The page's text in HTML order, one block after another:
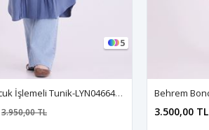
5
Behrem Boncuk İşlemeli Tunik-LYN04664 İndigo
3.950,00 TL 3.500,00 TL